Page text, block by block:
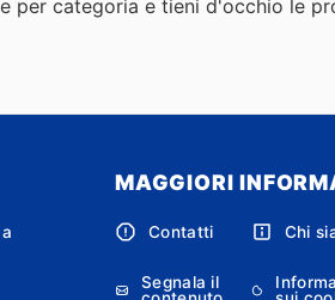
categoria e tieni d'occhio le
MAGGIORI
Contatti Chi
Segnala il